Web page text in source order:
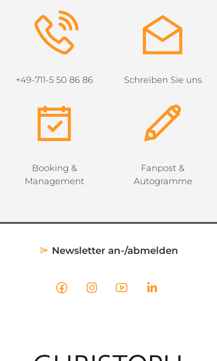
+49-711-5 50 86 86 Schreiben Sie uns
Booking &
Management
Fanpost &
Autogramme
Newsletter an-/abmelden